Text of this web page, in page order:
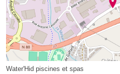
Water'Hid piscines et spas